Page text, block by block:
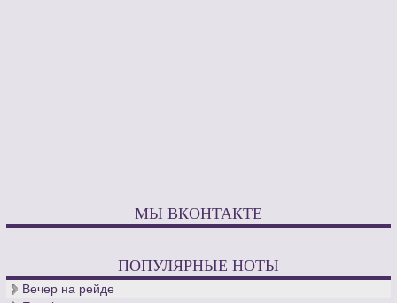
МЫ ВКОНТАКТЕ
ПОПУЛЯРНЫЕ НОТЫ
Вечер на рейде